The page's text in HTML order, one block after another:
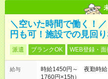
＼空いた時間で働く！
円も可！施設での見回
派遣 ブランクOK WEB登録・面
給与
時給1450円～ 夜勤時
1760円×15h）